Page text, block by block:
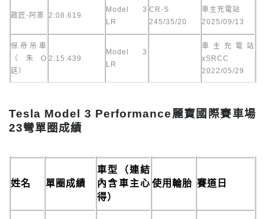
啟匠-阿憲 2:08.619
Model 3
LR
CR-S
245/35/20
車主充電站
2025/09/13
保帝吊車
（朱O
廷）
2:15.439
Model 3
LR
車主充電站
xSRCC
2022/05/29
Tesla Model 3 Performance麗寶國際賽車場
23彎單圈成績
姓名 單圈成績
車型（連結
內含車主心
得）
使用輪胎 賽道日